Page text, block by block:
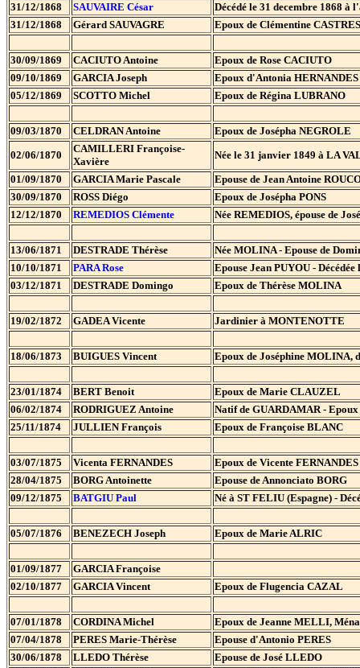
31/12/1868
SAUVAIRE César
Décédé le 31 decembre 1868 à
31/12/1868
Gérard SAUVAGRE Epoux de Clémentine CASTRES
30/09/1869 CACIUTO Antoine
Epoux de Rose CACIUTO
09/10/1869
GARCIA Joseph
Epoux d'Antonia HERNANDES
05/12/1869
SCOTTO Michel Epoux de Régina LUBRANO
09/03/1870 CELDRAN Antoine
Epoux de Josépha NEGROLE
02/06/1870
CAMILLERI Françoise-
Xavière
Née le 31 janvier 1849 à LA
01/09/1870
GARCIA Marie Pascale
Epouse de Jean Antoine
30/09/1870
ROSS Diégo
Epoux de Josépha PONS
12/12/1870
REMEDIOS Clémente Née REMEDIOS, épouse de
13/06/1871 DESTRADE Thérèse
Née MOLINA - Epouse de
10/10/1871
PARARose
Epouse Jean PUYOU -
03/12/1871
DESTRADE Domingo Epoux de Thérèse MOLINA
19/02/1872 GADEA Vicente Jardinier à MONTENOTTE
18/06/1873 BUIGUES Vincent Epoux de Joséphine MOLINA,
23/01/1874 BERT Benoit
Epoux de Marie CLAUZEL
06/02/1874
RODRIGUEZ Antoine
Natif de GUARDAMAR -
25/11/1874
JULLIEN François Epoux de Françoise BLANC
03/07/1875 Vicenta FERNANDES
Epoux de Vicente FERNANDES
28/04/1875
BORG Antoinette
Epouse de Annonciato BORG
09/12/1875
BATGIU Paul Né à ST FELIU (Espagne) -
05/07/1876 BENEZECH Joseph Epoux de Marie ALRIC
01/09/1877
GARCIA Françoise
02/10/1877
GARCIA Vincent Epoux de Flugencia CAZAL
07/01/1878 CORDINA Michel
Epoux de Jeanne MELLI,
07/04/1878
PERES Marie-Thérèse
Epouse d'Antonio PERES
30/06/1878
LLEDO Thérèse
Epouse de José LLEDO